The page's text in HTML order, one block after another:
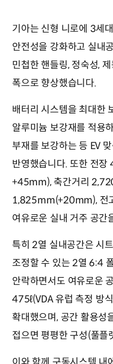
기아는 신형 니로에 3세
안전성을 강화하고 실내
민첩한 핸들링, 정숙성,
폭으로 향상했습니다.
배터리 시스템을 최대한
알루미늄 보강재를 적용
부재를 보강하는 등 EV
반영했습니다. 또한 전
+45mm), 축간거리
1,825mm(+20mm), 전
여유로운 실내 거주 공간
특히 2열 실내공간은 시
조정할 수 있는 2열 6:4
안락하면서도 여유로운
475ℓ(VDA 유럽 측정 방
확대했으며, 공간 활용성
접으면 평평한 구성(풀플